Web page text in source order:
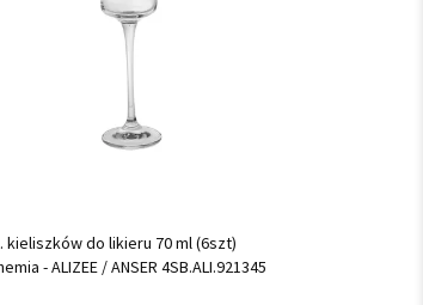
kieliszków do likieru 70 ml (6szt)
- ALIZEE / ANSER 4SB.ALI.921345